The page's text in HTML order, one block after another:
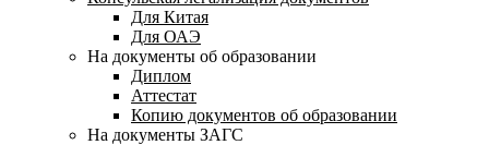
Для Китая
Для ОАЭ
На документы об образовании
Диплом
Аттестат
Копию документов об образовании
На документы ЗАГС